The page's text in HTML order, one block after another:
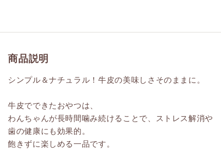
商品説明
シンプル＆ナチュラル！牛皮の美味しさそのままに。
牛皮でできたおやつは、
わんちゃんが長時間噛み続けることで、ストレス解消や
歯の健康にも効果的。
飽きずに楽しめる一品です。